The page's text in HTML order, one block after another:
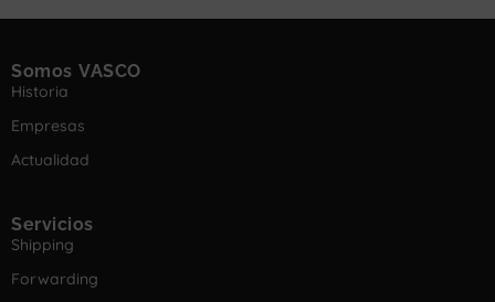
Somos VASCO
Historia
Empresas
Actualidad
Servicios
Shipping
Forwarding